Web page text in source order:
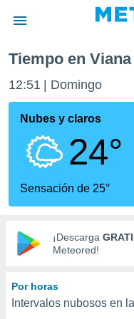
de
ha
calidad.
a este
las
y
digital
basada
Tiempo en
12:51 Domingo
Nubes y claros
24°
Sensación de 25°
¡Descarga
Meteored!
Por horas
Intervalos nubosos en